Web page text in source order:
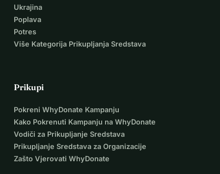
Ukrajina
Poplava
Potres
Više Kategorija Prikupljanja Sredstava
Prikupi
Pokreni WhyDonate Kampanju
Kako Pokrenuti Kampanju na WhyDonate
Vodiči za Prikupljanje Sredstava
Prikupljanje Sredstava za Organizacije
Zašto Vjerovati WhyDonate